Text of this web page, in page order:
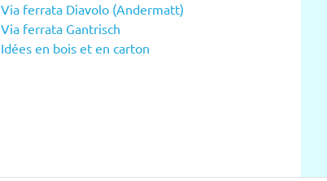
Via ferrata Diavolo (Andermatt)
Via ferrata Gantrisch
Idées en bois et en carton